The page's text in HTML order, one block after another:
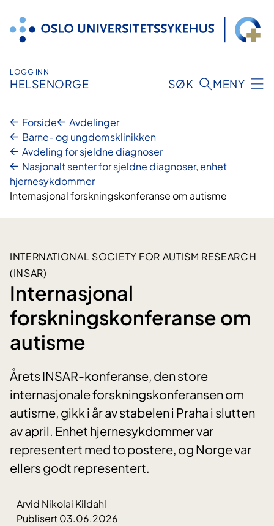
innhold
LOGG INN
HELSENORGE SØK MENY
Forside
Avdelinger
Barne- og ungdomsklinikken
Avdeling for sjeldne diagnoser
Nasjonalt senter for sjeldne diagnoser, enhet
hjernesykdommer
Internasjonal forskningskonferanse om autisme
INTERNATIONAL SOCIETY FOR AUTISM RESEARCH
(INSAR)
Internasjonal
forskningskonferanse om
autisme
Årets INSAR-konferanse, den store
internasjonale forskningskonferansen om
autisme, gikk i år av stabelen i Praha i slutten
av april. Enhet hjernesykdommer var
representert med to postere, og Norge var
ellers godt representert.
Arvid Nikolai Kildahl
Publisert 03.06.2026